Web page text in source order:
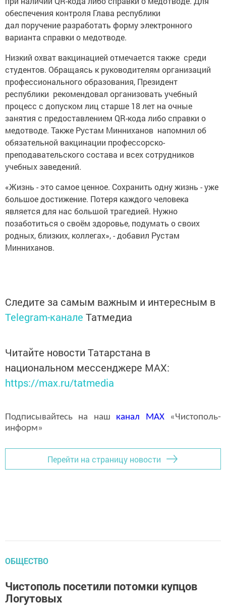
обеспечения контроля Глава республики
дал поручение разработать форму электронного
варианта справки о медотводе.
Низкий охват вакцинацией отмечается также среди
студентов. Обращаясь к руководителям организаций
профессионального образования, Президент
республики рекомендовал организовать учебный
процесс с допуском лиц старше 18 лет на очные
занятия с предоставлением QR-кода либо справки о
медотводе. Также Рустам Минниханов напомнил об
обязательной вакцинации профессорско-
преподавательского состава и всех сотрудников
учебных заведений.
«Жизнь - это самое ценное. Сохранить одну жизнь - уже
большое достижение. Потеря каждого человека
является для нас большой трагедией. Нужно
позаботиться о своём здоровье, подумать о своих
родных, близких, коллегах», - добавил Рустам
Минниханов.
Следите за самым важным и интересным в
Telegram-канале Татмедиа
Читайте новости Татарстана в
национальном мессенджере MАХ:
https://max.ru/tatmedia
Подписывайтесь на наш канал MAX«Чистополь-
информ»
Перейти на страницу новости
ОБЩЕСТВО
Чистополь посетили потомки купцов
Логутовых